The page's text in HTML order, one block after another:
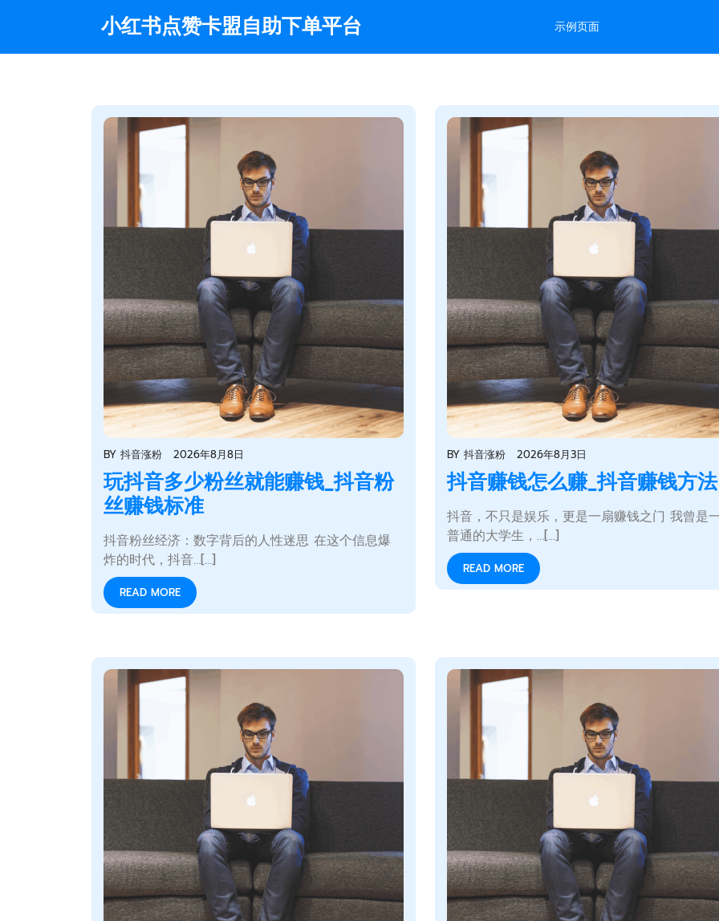
小红书点赞卡盟自助下单平台 示例页面
BY 抖音涨粉 2026年8月8日
玩抖音多少粉丝就能赚钱_抖音粉
丝赚钱标准
抖音粉丝经济：数字背后的人性迷思 在这个信息爆
炸的时代，抖音…[...]
READ MORE
BY 抖音涨粉 2026年8月3日
抖音赚钱怎么赚_抖音赚钱方
抖音，不只是娱乐，更是一扇赚钱之门 我曾是
普通的大学生，…[...]
READ MORE